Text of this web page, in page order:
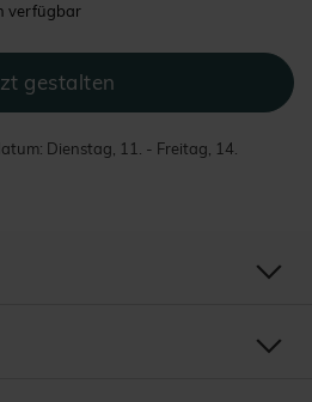
verfügbar
Dienstag, 11. - Freitag, 14.